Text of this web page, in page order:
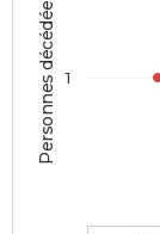
Personnes décédées 1